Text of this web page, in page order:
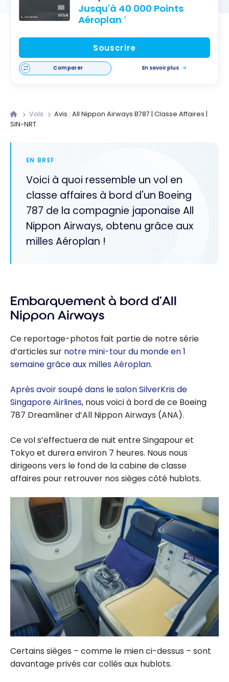
Jusqu'à 40 000 Points
Aéroplan †
Souscrire
Comparer En savoir plus
Vols
Avis : All Nippon Airways B787 | Classe Affaires |
SIN-NRT
EN BREF
Voici à quoi ressemble un vol en
classe affaires à bord d'un Boeing
787 de la compagnie japonaise All
Nippon Airways, obtenu grâce aux
milles Aéroplan !
Embarquement à bord d’All
Nippon Airways
Ce reportage-photos fait partie de notre série
d’articles sur notre mini-tour du monde en 1
semaine grâce aux milles Aéroplan.
Après avoir soupé dans le salon SilverKris de
Singapore Airlines, nous voici à bord de ce Boeing
787 Dreamliner d’All Nippon Airways (ANA).
Ce vol s’effectuera de nuit entre Singapour et
Tokyo et durera environ 7 heures. Nous nous
dirigeons vers le fond de la cabine de classe
affaires pour retrouver nos sièges côté hublots.
Certains sièges – comme le mien ci-dessus – sont
davantage privés car collés aux hublots.